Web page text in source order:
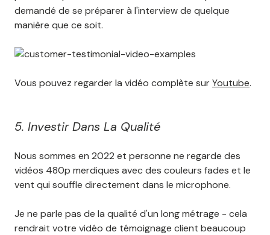
demandé de se préparer à l'interview de quelque
manière que ce soit.
Vous pouvez regarder la vidéo complète surYoutube.
5. Investir Dans La Qualité
Nous sommes en 2022 et personne ne regarde des
vidéos 480p merdiques avec des couleurs fades et le
vent qui souffle directement dans le microphone.
Je ne parle pas de la qualité d'un long métrage - cela
rendrait votre vidéo de témoignage client beaucoup